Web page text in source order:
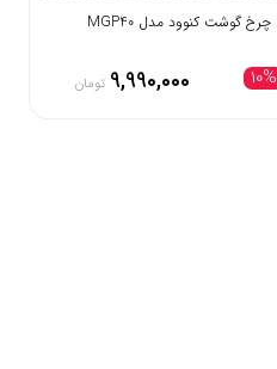
چرخ گوشت کنوود مدل MGP40
10%
9,990,000 تومان